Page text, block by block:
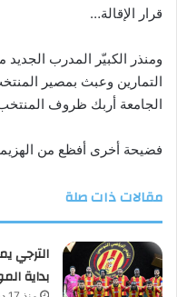
قرار الإقالة…
ومنذر الكبيّر المدرب
التمارين وعبث بمصير
الجامعة أربك ظروف
فضيحة أخرى أفظع من
مقالات ذات صلة
الترجي
بداية